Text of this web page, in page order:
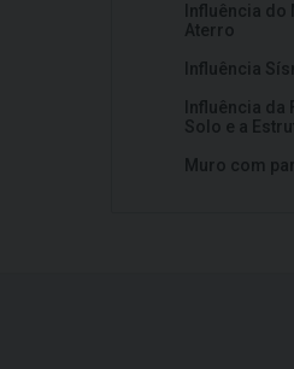
Influência do
Aterro
Influência
Influência da
Solo e a
Muro com